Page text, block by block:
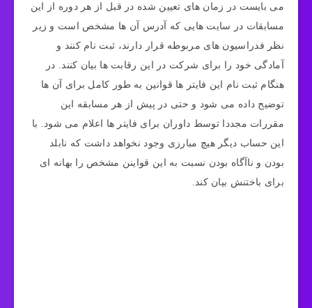
می بایست در زمان های تعیین شده در قبل از هر دوره از این
مسابقات در سایت هایی که آدرس آن ها مشخص است و زیر
نظر فدراسیون های مربوطه قرار دارند، ثبت نام کنند و
آمادگی خود را برای شرکت در این رقابت ها بیان کنند. در
هنگام ثبت نام این فایتر ها قوانین به طور کامل برای آن ها
توضیح داده می شود و حتی در پیش از هر مسابقه این
مقررات مجددا توسط داوران برای فایتر ها اعلام می شود. با
این حساب دیگر هیچ مبارزی وجود نخواهد داشت که نابلد
بودن و ناآگاه بودن نسبت به این قواینن مشخص را بهانه ای
برای باختنش بیان کند.